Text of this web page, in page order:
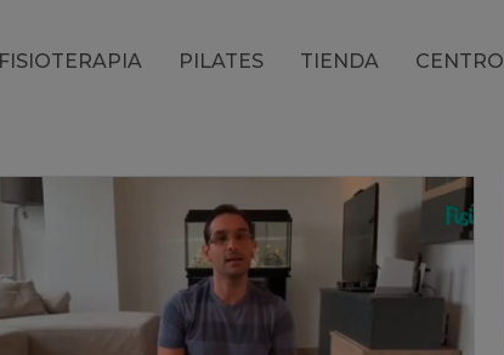
FISIOTERAPIA PILATES TIENDA CENTRO